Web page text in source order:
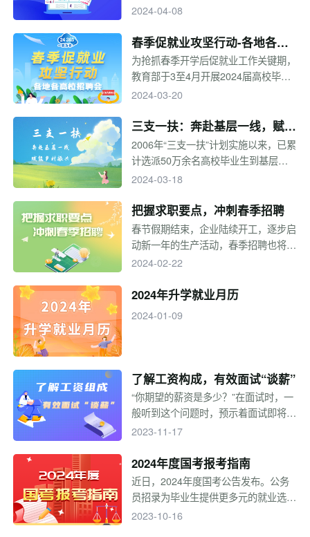
城市，还是回家乡工作？想知道2023
生就业质量报告给你答案。小编汇总全
国本科院校2023届毕业生就业质量报
告，快来看看有没有你关注的学校~
2024-04-08
春季促就业攻坚行动-各地各高
校招聘会
为抢抓春季开学后促就业工作关键期，
教育部于3至4月开展2024届高校毕业
生春季促就业攻坚行动，全力促进高校
2024-03-20
三支一扶：奔赴基层一线，赋能
乡村振兴
2006年“三支一扶”计划实施以来，已累
计选派50万余名高校毕业生到基层服
务。2021年，中组部、人社部、教育
至2025年实施第四轮高校毕业生“三支
一扶”计划，每年选派3.2万名左右高校
毕业生到基层服务。“三支一扶”不同的
招募信息从哪获取？一起来看专题！
2024-03-18
把握求职要点，冲刺春季招聘
春节假期结束，企业陆续开工，逐步启
动新一年的生产活动，春季招聘也将迎
来最重要的“金三银四”阶段，而有些企
此一定要早做准备。那么春招季求职有
2024-02-22
2024年升学就业月历
2024-01-09
了解工资构成，有效面试“谈薪”
“你期望的薪资是多少？”在面试时，一
般听到这个问题时，预示着面试即将接
近尾声，这一问题非常敏感且重要，也
资作为求职中非常关键的一部分，关系
到职场人自身权益，也对其入职后的发
展有重要影响。作为求职者和职场新
点一定要提前了解。
2023-11-17
2024年度国考报考指南
近日，2024年度国考公告发布。公务
员招录为毕业生提供更多元的就业选
择。缓解就业压力，近几年面向应届毕
2023-10-16